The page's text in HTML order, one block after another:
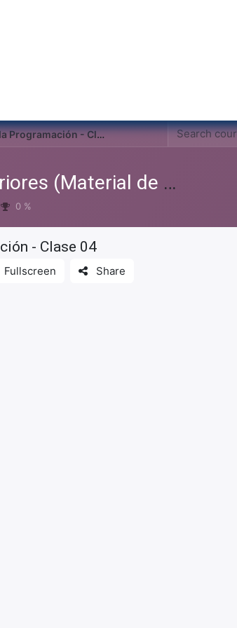
- Clase 04
Clases Grabadas Anteriores (Material de apoyo para alumnos)
0 %
- Clase 04
Fullscreen Share